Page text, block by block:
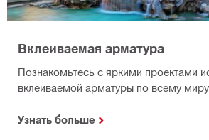
Вклеиваемая арматура
Познакомьтесь с яркими проектами
вклеиваемой арматуры по всему миру.
Узнать больше